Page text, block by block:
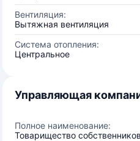
Вентиляция:
Вытяжная вентиляция
Система отопления:
Центральное
Управляющая
Полное наименование:
Товарищество